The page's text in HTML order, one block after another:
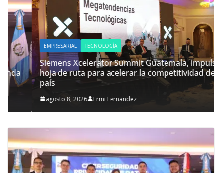
EMPRESARIAL TECNOLOGÍA
Siemens Xcelerator Summit Guatemala, impulsa
hoja de ruta para acelerar la competitividad del
país
agosto 8, 2026 Ermi Fernandez